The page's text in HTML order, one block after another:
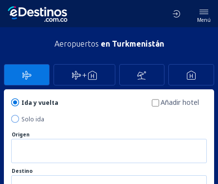
Menú
Aeropuertos en Turkmenistán
Ida y vuelta
Solo ida
Añadir hotel
Origen
Destino